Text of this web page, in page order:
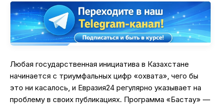
Любая государственная инициатива в Казахстане
начинается с триумфальных цифр «охвата», чего бы
это ни касалось, и Евразия24 регулярно указывает на
проблему в своих публикациях. Программа «Бастау» —